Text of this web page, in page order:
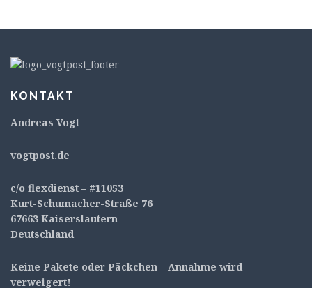
KONTAKT
Andreas Vogt
vogtpost.de
c/o flexdienst – #11053
Kurt-Schumacher-Straße 76
67663 Kaiserslautern
Deutschland
Keine Pakete oder Päckchen – Annahme wird
verweigert!